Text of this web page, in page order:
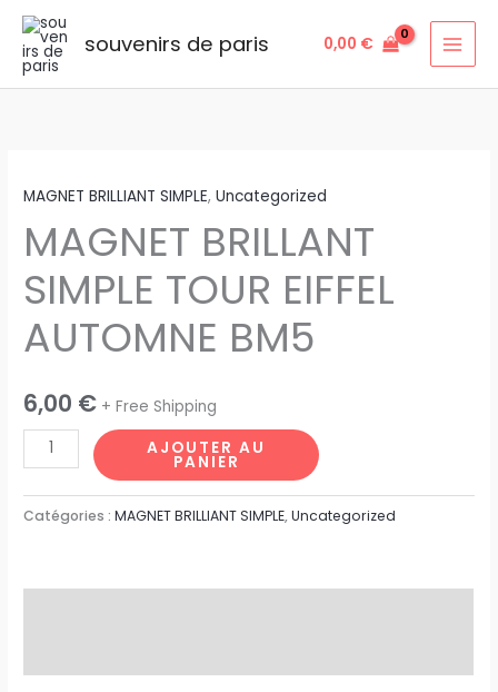
Aller
contenu
souvenirs de paris 0,00 €
MAGNET BRILLIANT SIMPLE,Uncategorized
MAGNET BRILLANT
SIMPLE TOUR EIFFEL
AUTOMNE BM5
6,00 € + Free Shipping
de
MAGNET
BRILLANT
SIMPLE
TOUR
EIFFEL
BM5
AJOUTER AU
PANIER
Catégories :MAGNET BRILLIANT SIMPLE,Uncategorized